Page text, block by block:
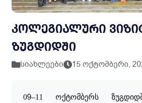
ᲙᲝᲚᲔᲒᲘᲐᲚᲣᲠᲘ
ᲖᲣᲒᲓᲘᲓᲨᲘ
სიახლეები 15 ოქტომბერი,
09–11ოქტომბერს